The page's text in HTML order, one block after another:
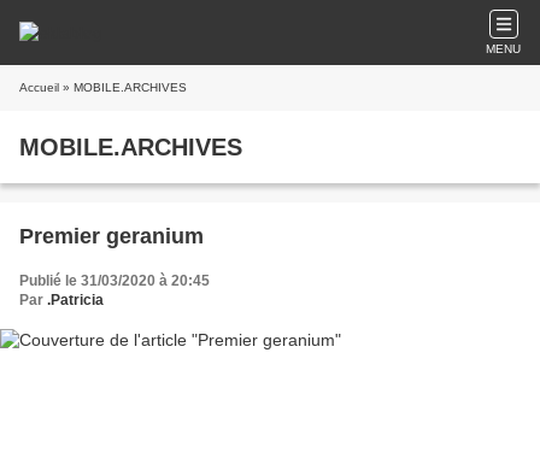
MENU
Accueil » MOBILE.ARCHIVES
MOBILE.ARCHIVES
Premier geranium
Publié le 31/03/2020 à 20:45
Par .Patricia